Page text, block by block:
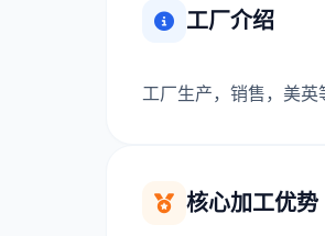
工厂介绍
工厂生产，销售，美
核心加工优势